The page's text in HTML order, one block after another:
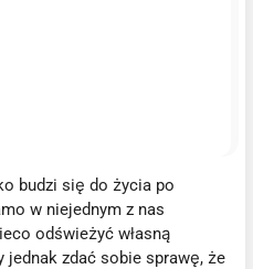
budzi się do życia po
w niejednym z nas
odświeżyć własną
jednak zdać sobie sprawę, że